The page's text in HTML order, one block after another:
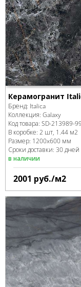
Керамогранит
Бренд: Italica
Коллекция: Galaxy
Код товара: SD-213989-99
В коробке: 2 шт, 1.44 м2
Размер: 1200x600 мм
Сроки доставки: 30 дней
в наличии
2001 руб./м2